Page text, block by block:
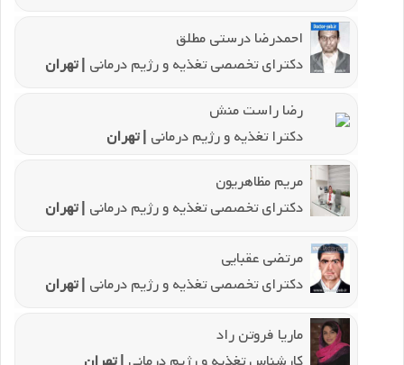
احمدرضا درستی مطلق
دکترای تخصصی تغذیه و رژیم درمانی | تهران
رضا راست منش
دکترا تغذیه و رژیم درمانی | تهران
مریم مظاهریون
دکترای تخصصی تغذیه و رژیم درمانی | تهران
مرتضی عقبایی
دکترای تخصصی تغذیه و رژیم درمانی | تهران
ماریا فروتن راد